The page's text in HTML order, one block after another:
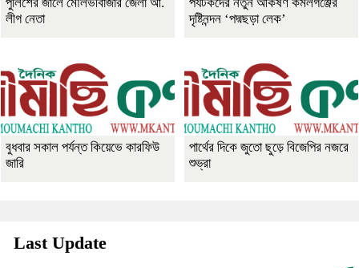
পুলিশের জালে মৌলভীবাজার জেলা আ.
লীগ নেতা
পর্যটকদের নতুন আকর্ষণ কমলগঞ্জের
দৃষ্টিনন্দন ‘পদ্মছড়া লেক’
বুধবার সকাল পর্যন্ত কিয়েভে কারফিউ
জারি
পার্থের দিকে জুতো ছুড়ে বিজেপির নজরে
শুভ্রা
Last Update